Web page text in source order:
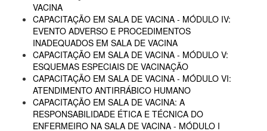
VACINA
CAPACITAÇÃO EM SALA DE VACINA - MÓDULO IV:
EVENTO ADVERSO E PROCEDIMENTOS
INADEQUADOS EM SALA DE VACINA
CAPACITAÇÃO EM SALA DE VACINA - MÓDULO V:
ESQUEMAS ESPECIAIS DE VACINAÇÃO
CAPACITAÇÃO EM SALA DE VACINA - MÓDULO VI:
ATENDIMENTO ANTIRRÁBICO HUMANO
CAPACITAÇÃO EM SALA DE VACINA: A
RESPONSABILIDADE ÉTICA E TÉCNICA DO
ENFERMEIRO NA SALA DE VACINA - MÓDULO I